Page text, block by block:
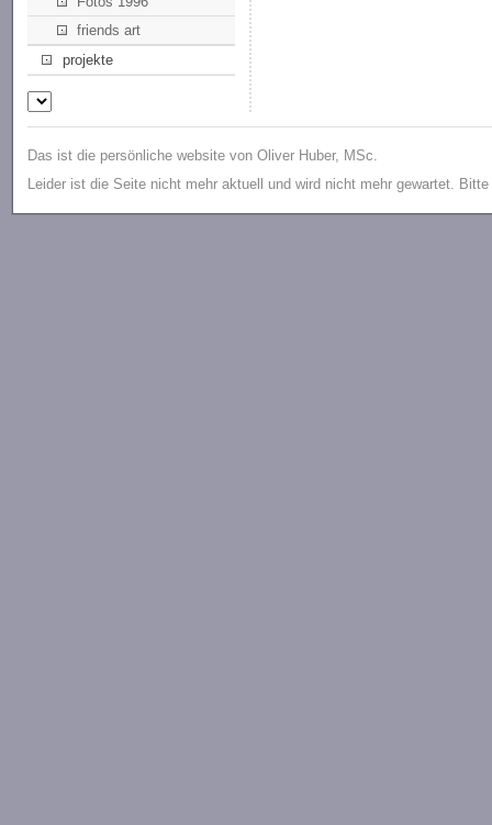
friends art
projekte
Das ist die persönliche website von Oliver Huber, MSc.
Leider ist die Seite nicht mehr aktuell und wird nicht mehr gewartet.